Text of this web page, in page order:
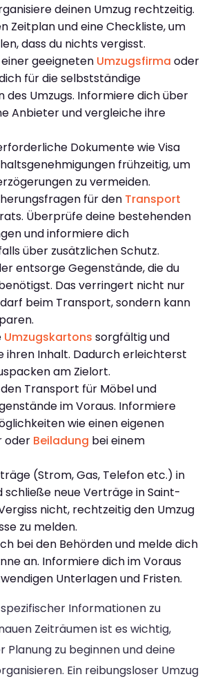
deinen Umzug rechtzeitig.
Zeitplan und eine Checkliste, um
dass du nichts vergisst.
geeigneten Umzugsfirma oder
für die selbstständige
des Umzugs. Informiere dich über
Anbieter und vergleiche ihre
Dokumente wie Visa
frühzeitig, um
zu vermeiden.
für den Transport
Überprüfe deine bestehenden
und informiere dich
über zusätzlichen Schutz.
entsorge Gegenstände, die du
Das verringert nicht nur
beim Transport, sondern kann
Umzugskartons sorgfältig und
ihren Inhalt. Dadurch erleichterst
am Zielort.
Transport für Möbel und
im Voraus. Informiere
wie einen eigenen
oder Beiladung bei einem
(Strom, Gas, Telefon etc.) in
schließe neue Verträge in Saint-
nicht, rechtzeitig den Umzug
zu melden.
bei den Behörden und melde dich
an. Informiere dich im Voraus
Unterlagen und Fristen.
Informationen zu
Zeiträumen ist es wichtig,
Planung zu beginnen und deine
Ein reibungsloser Umzug